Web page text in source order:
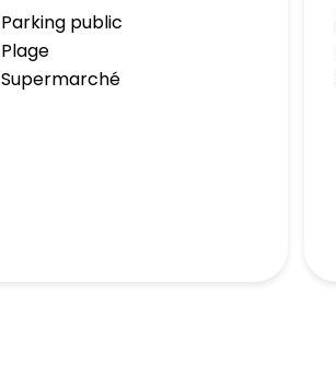
Parking public
Plage
Supermarché